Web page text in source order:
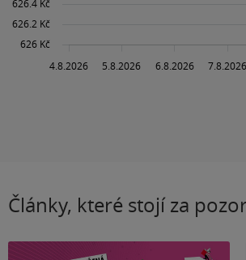
Články, které stojí za